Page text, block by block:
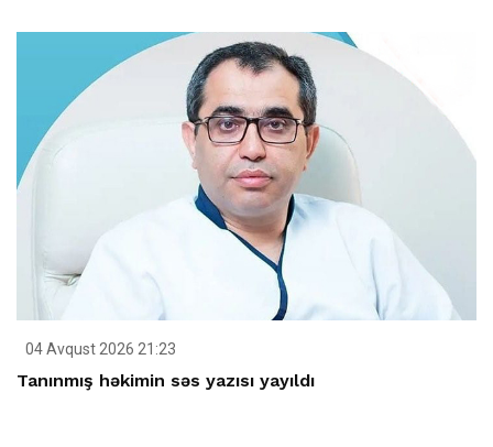
04 Avqust 2026 21:23
Tanınmış həkimin səs yazısı yayıldı